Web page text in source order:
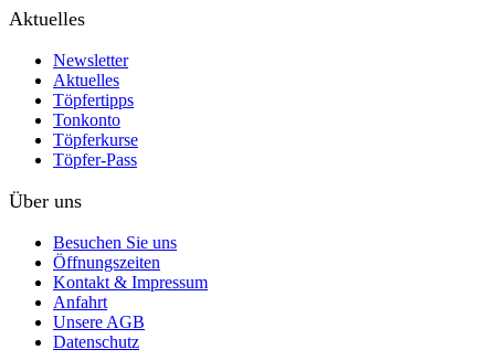
Aktuelles
Newsletter
Aktuelles
Töpfertipps
Tonkonto
Töpferkurse
Töpfer-Pass
Über uns
Besuchen Sie uns
Öffnungszeiten
Kontakt & Impressum
Anfahrt
Unsere AGB
Datenschutz